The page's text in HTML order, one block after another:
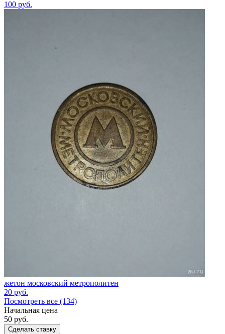
100 руб.
жетон московский метрополитен
20 руб.
Посмотреть все (134)
Начальная цена
50 руб.
Сделать ставку